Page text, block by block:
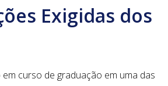
Exigidas dos
curso de graduação em uma das